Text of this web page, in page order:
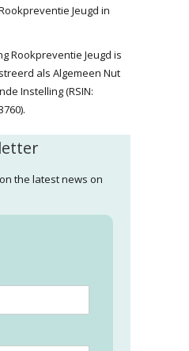
Jeugd in
Rookpreventie Jeugd is
als Algemeen Nut
Instelling (RSIN:
the latest news on